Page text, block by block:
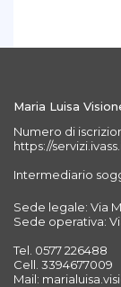
Maria Luisa
Numero di
https://
Intermediario
Sede legale: Via
Sede operativa:
Tel. 0577 226488
Cell. 3394677009
Mail: